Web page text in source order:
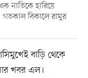
নাতিকে হারিয়ে
বিকালে রামুর
বাড়ি থেকে
খবর এল।